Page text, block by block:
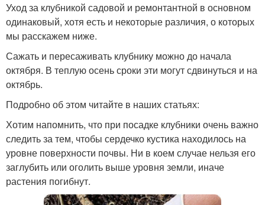
Уход за клубникой садовой и ремонтантной в основном
одинаковый, хотя есть и некоторые различия, о которых
мы расскажем ниже.
Сажать и пересаживать клубнику можно до начала
октября. В теплую осень сроки эти могут сдвинуться и на
октябрь.
Подробно об этом читайте в наших статьях:
Хотим напомнить, что при посадке клубники очень важно
следить за тем, чтобы сердечко кустика находилось на
уровне поверхности почвы. Ни в коем случае нельзя его
заглубить или оголить выше уровня земли, иначе
растения погибнут.